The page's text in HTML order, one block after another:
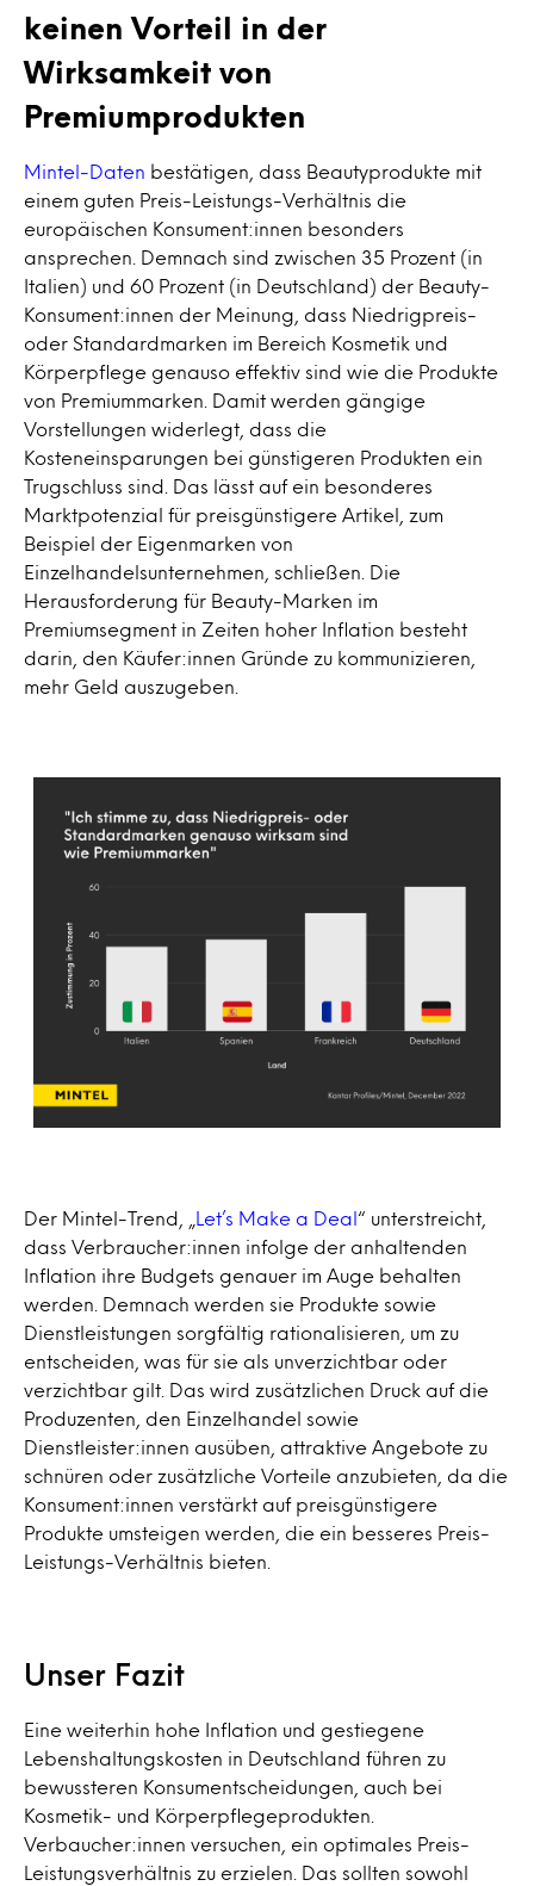
keinen Vorteil in der
Wirksamkeit von
Premiumprodukten
Mintel-Daten bestätigen, dass Beautyprodukte mit
einem guten Preis-Leistungs-Verhältnis die
europäischen Konsument:innen besonders
ansprechen. Demnach sind zwischen 35 Prozent (in
Italien) und 60 Prozent (in Deutschland) der Beauty-
Konsument:innen der Meinung, dass Niedrigpreis-
oder Standardmarken im Bereich Kosmetik und
Körperpflege genauso effektiv sind wie die Produkte
von Premiummarken. Damit werden gängige
Vorstellungen widerlegt, dass die
Kosteneinsparungen bei günstigeren Produkten ein
Trugschluss sind. Das lässt auf ein besonderes
Marktpotenzial für preisgünstigere Artikel, zum
Beispiel der Eigenmarken von
Einzelhandelsunternehmen, schließen. Die
Herausforderung für Beauty-Marken im
Premiumsegment in Zeiten hoher Inflation besteht
darin, den Käufer:innen Gründe zu kommunizieren,
mehr Geld auszugeben.
Der Mintel-Trend, „ Let’s Make a Deal “ unterstreicht,
dass Verbraucher:innen infolge der anhaltenden
Inflation ihre Budgets genauer im Auge behalten
werden. Demnach werden sie Produkte sowie
Dienstleistungen sorgfältig rationalisieren, um zu
entscheiden, was für sie als unverzichtbar oder
verzichtbar gilt. Das wird zusätzlichen Druck auf die
Produzenten, den Einzelhandel sowie
Dienstleister:innen ausüben , attraktive Angebote zu
schnüren oder zusätzliche Vorteile anzubieten, da die
Konsument:innen verstärkt auf preisgünstigere
Produkte umsteigen werden, die ein besseres Preis-
Leistungs-Verhältnis bieten.
Unser Fazit
Eine weiterhin hohe Inflation und gestiegene
Lebenshaltungskosten in Deutschland führen zu
bewussteren Konsumentscheidungen, auch bei
Kosmetik- und Körperpflegeprodukten.
Verbaucher:innen versuchen, ein optimales Preis-
Leistungsverhältnis zu erzielen. Das sollten sowohl